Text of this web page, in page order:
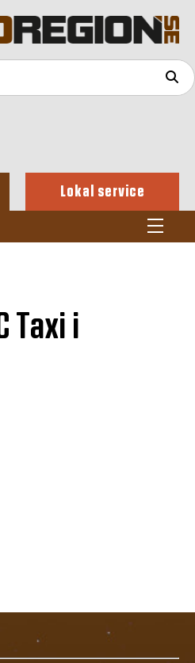
Lokal service
Taxi i